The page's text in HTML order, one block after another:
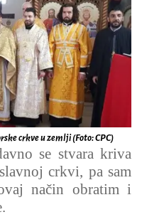
crkve u zemlji (Foto: CPC)
se stvara kriva
crkvi, pa sam
način obratim i